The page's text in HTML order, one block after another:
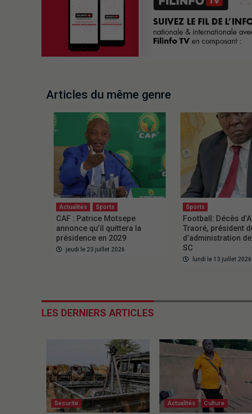
Articles du même genre
Actualités Sports
CAF : Patrice Motsepe
annonce qu’il quittera la
présidence en 2029
jeudi le 23 juillet 2026
Sports
Football: Décès
Traoré, président
d’administration
SC
lundi le 13 juillet 2026
LES DERNIERS ARTICLES
Securite Actualités Culture